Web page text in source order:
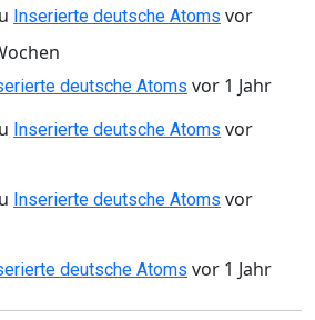
Inserierte deutsche Atoms vor
deutsche Atoms vor 1 Jahr
Inserierte deutsche Atoms vor
Inserierte deutsche Atoms vor
deutsche Atoms vor 1 Jahr